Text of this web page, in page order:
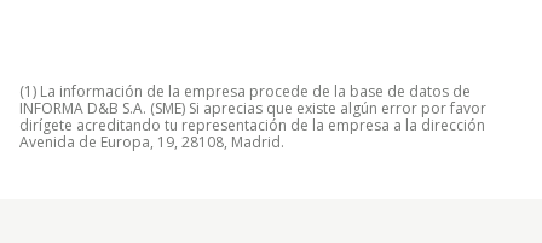
(1) La información de la empresa procede de la base de datos de
INFORMA D&B S.A. (SME) Si aprecias que existe algún error por favor
dirígete acreditando tu representación de la empresa a la dirección
Avenida de Europa, 19, 28108, Madrid.